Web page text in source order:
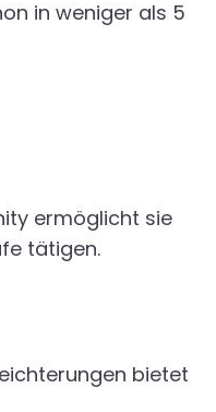
in weniger als 5
ermöglicht sie
tätigen.
bietet